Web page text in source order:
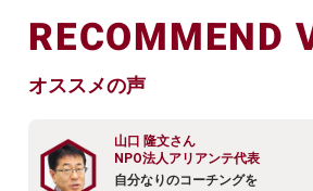
RECOMMEND
オススメの声
山口 隆文さん
NPO法人アリアンテ代表
自分なりのコーチングを